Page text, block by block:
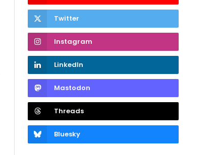
Twitter
Instagram
LinkedIn
Mastodon
Threads
Bluesky